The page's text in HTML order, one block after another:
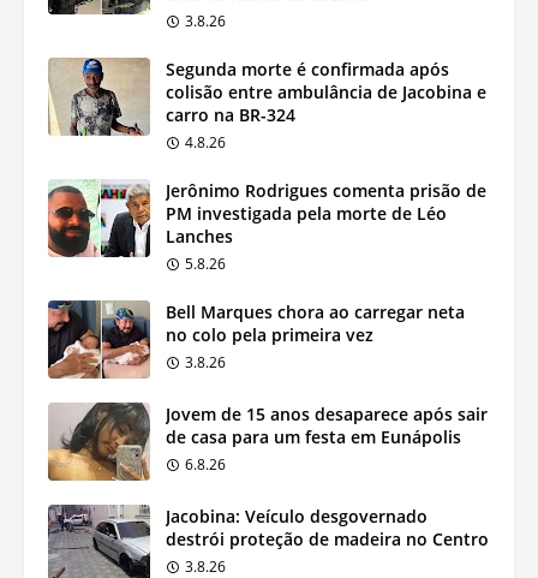
3.8.26
Segunda morte é confirmada após
colisão entre ambulância de Jacobina e
carro na BR-324
4.8.26
Jerônimo Rodrigues comenta prisão de
PM investigada pela morte de Léo
Lanches
5.8.26
Bell Marques chora ao carregar neta
no colo pela primeira vez
3.8.26
Jovem de 15 anos desaparece após sair
de casa para um festa em Eunápolis
6.8.26
Jacobina: Veículo desgovernado
destrói proteção de madeira no Centro
3.8.26